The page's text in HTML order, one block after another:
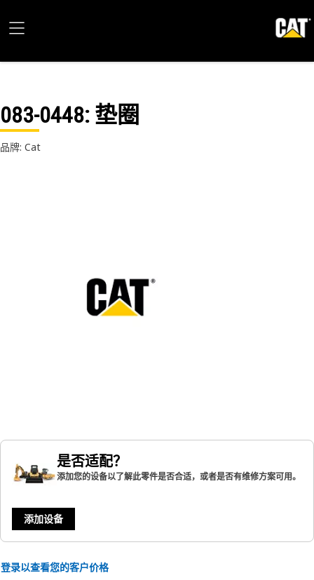
083-0448: 垫圈
品牌: Cat
是否适配？
添加您的设备以了解此零件是否合适，或者是否有维修方案可用。
添加设备
登录以查看您的客户价格